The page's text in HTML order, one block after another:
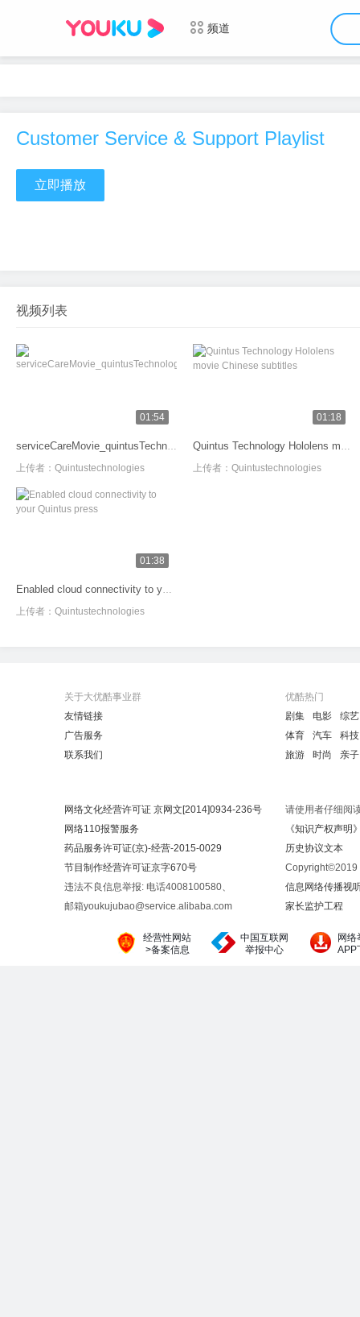
频道
Customer Service & Support Playlist
立即播放
视频列表
01:54
serviceCareMovie_quintusTechnology_202010_final_online
上传者： Quintustechnologies
01:18
Quintus Technology Hololens movie Chinese subtitles
上传者： Quintustechnologies
01:38
Enabled cloud connectivity to your Quintus press
上传者： Quintustechnologies
关于大优酷事业群
友情链接
广告服务
联系我们
优酷热门
剧集
电影
综艺
体育
汽车
科技
旅游
时尚 亲子
网络文化经营许可证 京网文[2014]0934-236号
网络110报警服务
药品服务许可证(京)-经营-2015-0029
节目制作经营许可证京字670号
违法不良信息举报: 电话4008100580、
邮箱youkujubao@service.alibaba.com
请使用者仔细阅
《知识产权声明
历史协议文本
Copyright©2019
信息网络传播视
家长监护工程
经营性网站
>备案信息
中国互联网
举报中心
网络
APP